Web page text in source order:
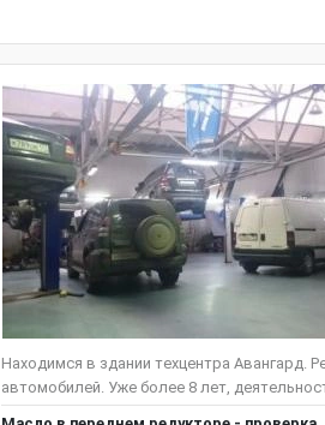
Находимся в здании техцентра Авангард.
автомобилей. Уже более 8 лет,